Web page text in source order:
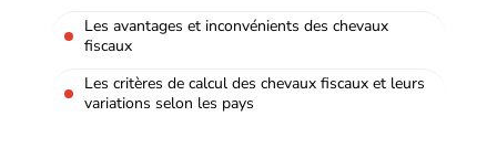
Les avantages et inconvénients des chevaux
fiscaux
Les critères de calcul des chevaux fiscaux et leurs
variations selon les pays